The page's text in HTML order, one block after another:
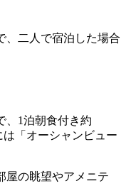
、二人で宿泊した場合
、1泊朝食付き約
は「オーシャンビュー
屋の眺望やアメニテ